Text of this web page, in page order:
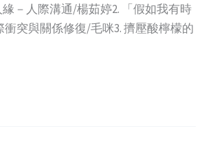
緣－人際溝通/楊茹婷2. 「假如我有時
突與關係修復/毛咪3. 擠壓酸檸檬的